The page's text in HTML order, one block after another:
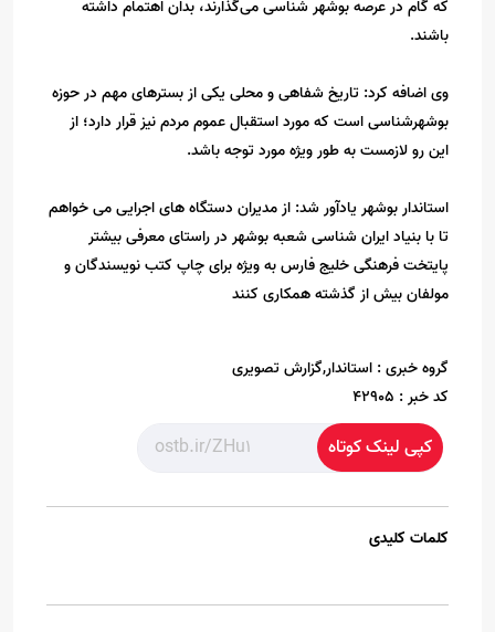
که گام در عرصه بوشهر شناسی می‌گذارند، بدان اهتمام داشته
باشند.
وی اضافه کرد: تاریخ شفاهی و محلی یکی از بسترهای مهم در حوزه
بوشهرشناسی است که مورد استقبال عموم مردم نیز قرار دارد؛ از
این رو لازمست به طور ویژه مورد توجه باشد.
استاندار بوشهر یادآور شد: از مدیران دستگاه های اجرایی می خواهم
تا با بنیاد ایران شناسی شعبه بوشهر در راستای معرفی بیشتر
پایتخت فرهنگی خلیج فارس به ویژه برای چاپ کتب نویسندگان و
مولفان بیش از گذشته همکاری کنند
گروه خبری : استاندار,گزارش تصویری
کد خبر : 42905
کپی لینک کوتاه
کلمات کلیدی